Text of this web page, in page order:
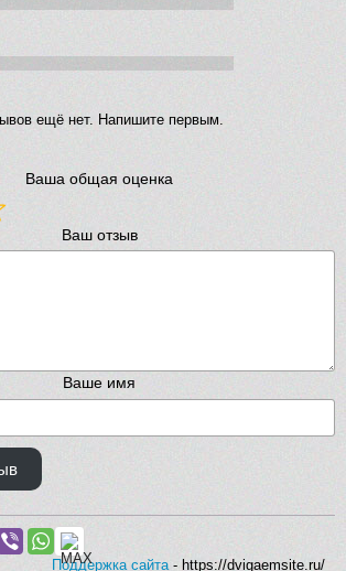
ещё нет. Напишите первым.
Ваша общая оценка
Ваш отзыв
Ваше имя
Поддержка сайта- https://dvigaemsite.ru/